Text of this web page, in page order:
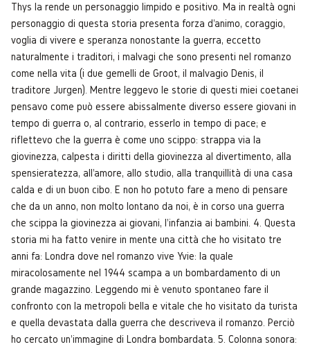
Thys la rende un personaggio limpido e positivo. Ma in realtà ogni
personaggio di questa storia presenta forza d'animo, coraggio,
voglia di vivere e speranza nonostante la guerra, eccetto
naturalmente i traditori, i malvagi che sono presenti nel romanzo
come nella vita (i due gemelli de Groot, il malvagio Denis, il
traditore Jurgen). Mentre leggevo le storie di questi miei coetanei
pensavo come può essere abissalmente diverso essere giovani in
tempo di guerra o, al contrario, esserlo in tempo di pace; e
riflettevo che la guerra è come uno scippo: strappa via la
giovinezza, calpesta i diritti della giovinezza al divertimento, alla
spensieratezza, all'amore, allo studio, alla tranquillità di una casa
calda e di un buon cibo. E non ho potuto fare a meno di pensare
che da un anno, non molto lontano da noi, è in corso una guerra
che scippa la giovinezza ai giovani, l'infanzia ai bambini. 4. Questa
storia mi ha fatto venire in mente una città che ho visitato tre
anni fa: Londra dove nel romanzo vive Yvie: la quale
miracolosamente nel 1944 scampa a un bombardamento di un
grande magazzino. Leggendo mi è venuto spontaneo fare il
confronto con la metropoli bella e vitale che ho visitato da turista
e quella devastata dalla guerra che descriveva il romanzo. Perciò
ho cercato un'immagine di Londra bombardata. 5. Colonna sonora: